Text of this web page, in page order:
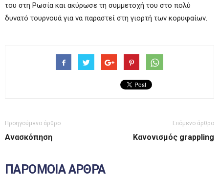
του στη Ρωσία και ακύρωσε τη συμμετοχή του στο πολύ
δυνατό τουρνουά για να παραστεί στη γιορτή των κορυφαίων.
Προηγούμενο άρθρο
Ανασκόπηση
Επόμενο άρθρο
Κανονισμός grappling
ΠΑΡΟΜΟΙΑ ΑΡΘΡΑ